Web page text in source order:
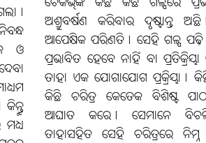
ଓ
ଅଶ୍ରୁବର୍ଷଣ କରିବାର ଦୃଷ୍ଟାନ୍ତ
ଆପେକ୍ଷିକ ପରିଣତି। ସେହି ଗଳ୍ପ ପଢ଼ି
ପ୍ରଭାବିତ ହେବେ ନାହିଁ ବା
ତାହା ଏକ ଯୋଗାଯୋଗ ପ୍ରକ୍ରିୟା।
କିଛି ଚରିତ୍ର କେତେକ ବିଶିଷ୍ଟ
ଆଘାତ କରେ। ସେମାନେ
ତାହାସହିତ ସେହି ଚରିତ୍ରରେ